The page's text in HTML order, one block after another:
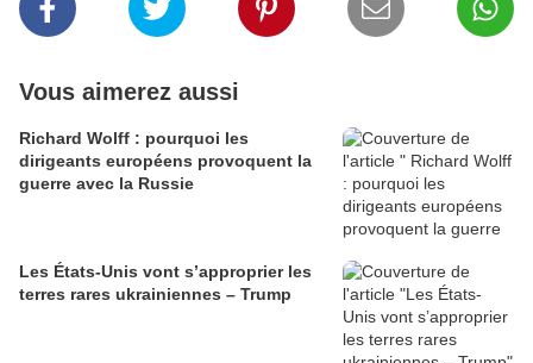
Vous aimerez aussi
Richard Wolff : pourquoi les
dirigeants européens provoquent la
guerre avec la Russie
Les États-Unis vont s’approprier les
terres rares ukrainiennes – Trump